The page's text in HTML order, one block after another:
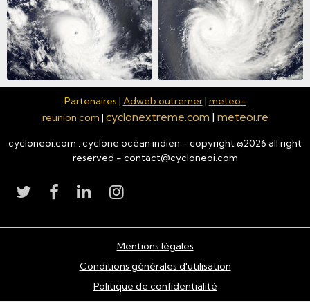
Partenaires | Adweb outremer| meteo-
reunion.com | cyclonextreme.com | meteoi.re
cycloneoi.com : cyclone océan indien - copyright ©2026 all right
reserved - contact@cycloneoi.com
Mentions légales
Conditions générales d'utilisation
Politique de confidentialité